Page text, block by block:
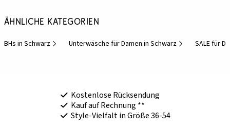
Ähnliche Kategorien
BHs in Schwarz Unterwäsche für Damen in Schwarz SALE für
Kostenlose Rücksendung
Kauf auf Rechnung **
Style-Vielfalt in Größe 36-54